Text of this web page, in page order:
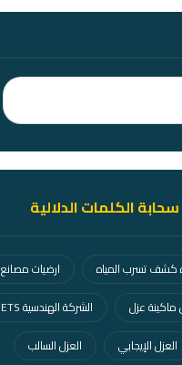
سحابة الكلمات الدلالية
كشف تسرب المياه
ارضيات مصانع
عزل
الشركة الهندسية ETS
العزل الإيجابي
العزل السالب